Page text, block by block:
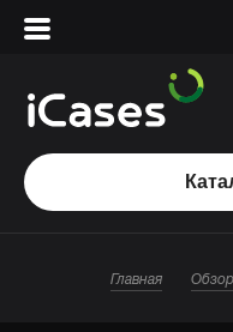
Вход
Сервисный центр
О магазине
Главная